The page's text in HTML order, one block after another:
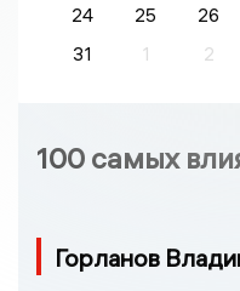
24
25 26
31
1 2
100 самых
Горланов